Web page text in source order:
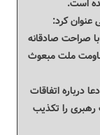
است.
عنوان کرد:
صراحت صادقانه
ملت مبعوث‌
درباره اتفاقات
را تکذیب